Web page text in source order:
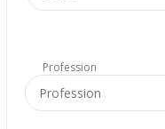
Profession